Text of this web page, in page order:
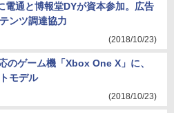
電通と博報堂DYが資本参加。広告
ンツ調達協力
(2018/10/23)
のゲーム機「Xbox One X」に、
モデル
(2018/10/23)